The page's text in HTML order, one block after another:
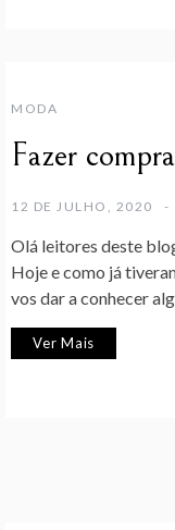
MODA
Fazer
12 DE JULHO, 2020
Olá leitores deste
Hoje e como já
vos dar a conhecer
Ver Mais